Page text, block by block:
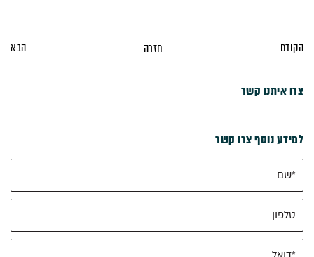
הקודם חזרה הבא
צרו איתנו קשר
למידע נוסף צרו קשר